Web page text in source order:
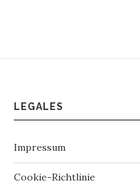
LEGALES
Impressum
Cookie-Richtlinie